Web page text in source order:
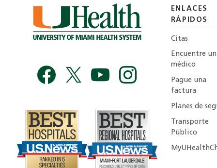
ENLACES
RÁPIDOS
Citas
Encuentre un
médico
Pague una
factura
Planes de
Transporte
Público